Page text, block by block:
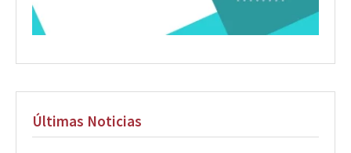
Últimas Noticias